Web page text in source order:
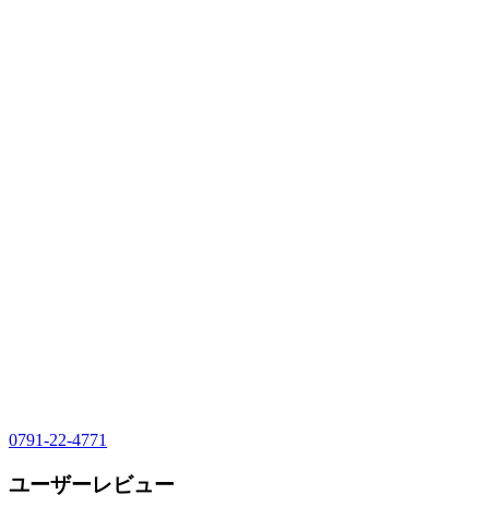
0791-22-4771
ユーザーレビュー